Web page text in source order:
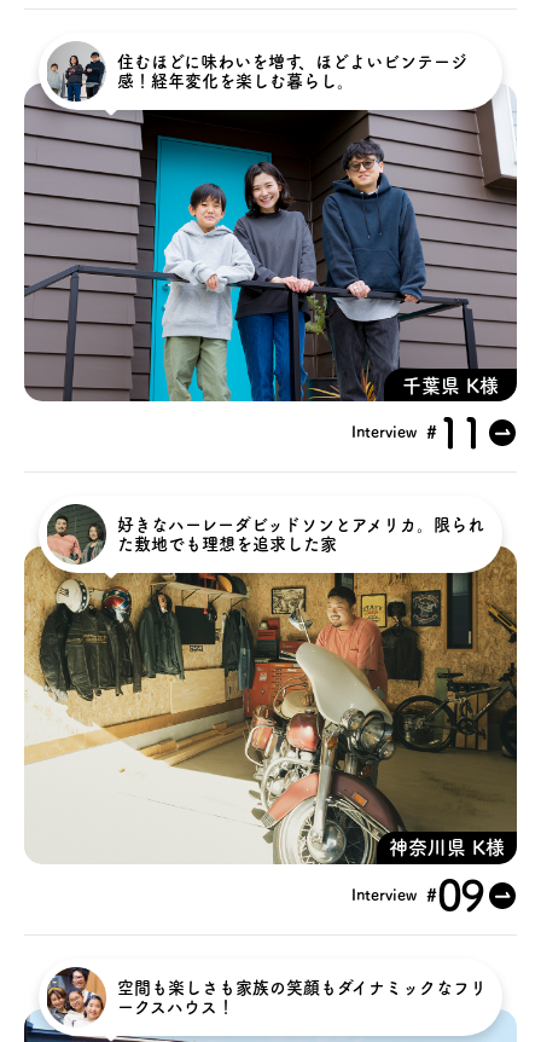
千葉県 K様
住むほどに味わいを増す、ほどよいビンテージ
感！経年変化を楽しむ暮らし。
Interview #11
神奈川県 K様
好きなハーレーダビッドソンとアメリカ。限られ
た敷地でも理想を追求した家
Interview #09
空間も楽しさも家族の笑顔もダイナミックなフリ
ークスハウス！